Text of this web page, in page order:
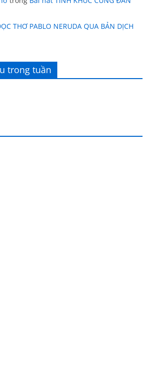
THƠ PABLO NERUDA QUA BẢN DỊCH
trong tuần